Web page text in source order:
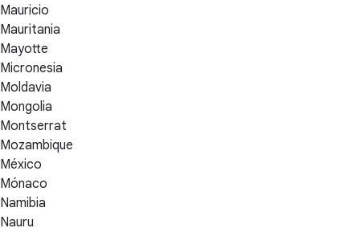
Mauricio
Mauritania
Mayotte
Micronesia
Moldavia
Mongolia
Montserrat
Mozambique
México
Mónaco
Namibia
Nauru